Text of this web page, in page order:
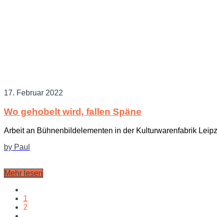
17. Februar 2022
Wo gehobelt wird, fallen Späne
Arbeit an Bühnenbildelementen in der Kulturwarenfabrik
by Paul
Mehr lesen
1
2